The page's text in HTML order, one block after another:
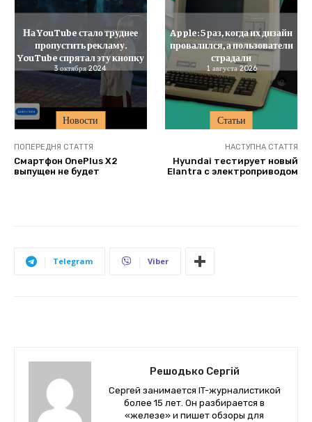
Новости
На YouTube стало труднее
пропустить рекламу.
YouTube спрятал эту кнопку
3 октября 2024
Статьи
Apple: 5 раз, когда их дизайн
провалился, а пользователи
страдали
1 августа 2026
ПОПЕРЕДНЯ СТАТТЯ
Смартфон OnePlus X2
выпущен не будет
НАСТУПНА СТАТТЯ
Hyundai тестирует новый
Elantra с электроприводом
Telegram Viber
Решодько Сергій
Сергей занимается IT-журналистикой
более 15 лет. Он разбирается в
«железе» и пишет обзоры для